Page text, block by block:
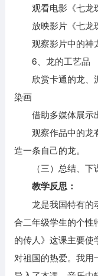
观看电影《七龙
放映影片《七龙
观察影片中的神龙
6、龙的工艺品
欣赏卡通的龙、
染画
借助多媒体展示
观察作品中的龙
造一条自己的龙。
（三）总结、下课
教学反思：
龙是我国特有的
合二年级学生的个性
的传人》这课主要
对祖国的热爱。我